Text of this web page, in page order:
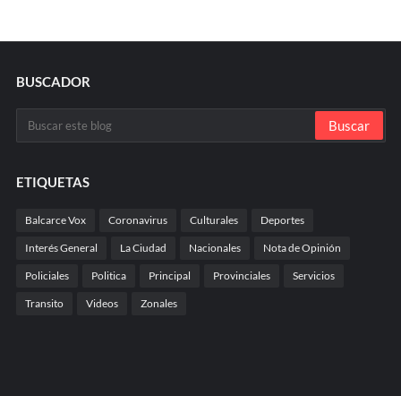
BUSCADOR
ETIQUETAS
Balcarce Vox Coronavirus Culturales Deportes
Interés General La Ciudad Nacionales Nota de Opinión
Policiales Politica Principal Provinciales Servicios
Transito Videos Zonales